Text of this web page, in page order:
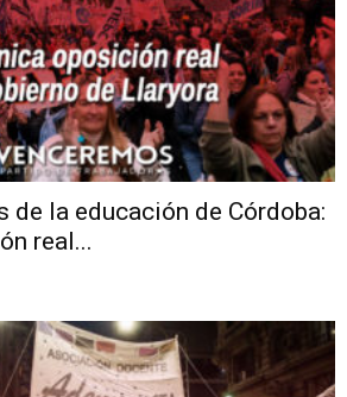
de la educación de Córdoba:
real...